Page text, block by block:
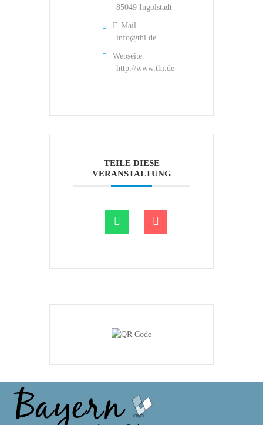
85049 Ingolstadt
E-Mail
info@thi.de
Webseite
http://www.thi.de
TEILE DIESE
VERANSTALTUNG